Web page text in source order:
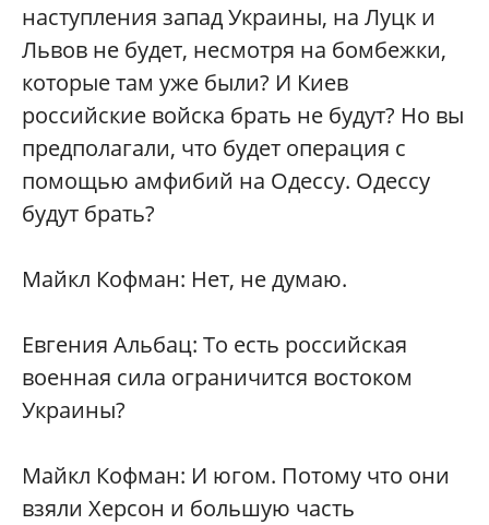
наступления запад Украины, на Луцк и
Львов не будет, несмотря на бомбежки,
которые там уже были? И Киев
российские войска брать не будут? Но вы
предполагали, что будет операция с
помощью амфибий на Одессу. Одессу
будут брать?
Майкл Кофман: Нет, не думаю.
Евгения Альбац: То есть российская
военная сила ограничится востоком
Украины?
Майкл Кофман: И югом. Потому что они
взяли Херсон и большую часть